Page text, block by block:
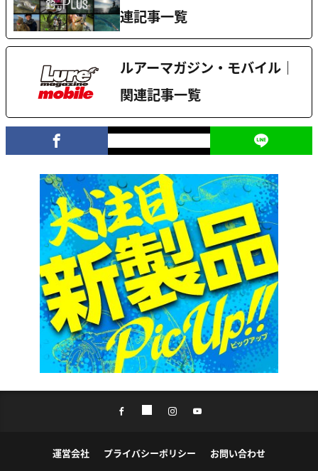
連記事一覧
ルアーマガジン・モバイル｜
関連記事一覧
運営会社 プライバシーポリシー お問い合わせ